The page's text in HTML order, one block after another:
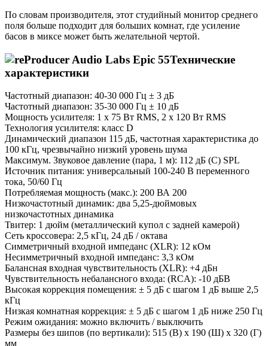
По словам производителя, этот студийный монитор среднего
поля больше подходит для больших комнат, где усиление
басов в миксе может быть желательной чертой.
Технические
характеристики
Частотный диапазон: 40-30 000 Гц ± 3 дБ
Частотный диапазон: 35-30 000 Гц ± 10 дБ
Мощность усилителя: 1 x 75 Вт RMS, 2 x 120 Вт RMS
Технология усилителя: класс D
Динамический диапазон 115 дБ, частотная характеристика до
100 кГц, чрезвычайно низкий уровень шума
Максимум. Звуковое давление (пара, 1 м): 112 дБ (C) SPL
Источник питания: универсальный 100-240 В переменного
тока, 50/60 Гц
Потребляемая мощность (макс.): 200 ВА 200
Низкочастотный динамик: два 5,25-дюймовых
низкочастотных динамика
Твитер: 1 дюйм (металлический купол с задней камерой)
Сеть кроссовера: 2,5 кГц, 24 дБ / октава
Симметричный входной импеданс (XLR): 12 кОм
Несимметричный входной импеданс: 3,3 кОм
Балансная входная чувствительность (XLR): +4 дБн
Чувствительность небалансного входа: (RCA): -10 дБВ
Высокая коррекция помещения: ± 5 дБ с шагом 1 дБ выше 2,5
кГц
Низкая комнатная коррекция: ± 5 дБ с шагом 1 дБ ниже 250 Гц
Режим ожидания: можно включить / выключить
Размеры без шипов (по вертикали): 515 (В) x 190 (Ш) x 320 (Г)
мм